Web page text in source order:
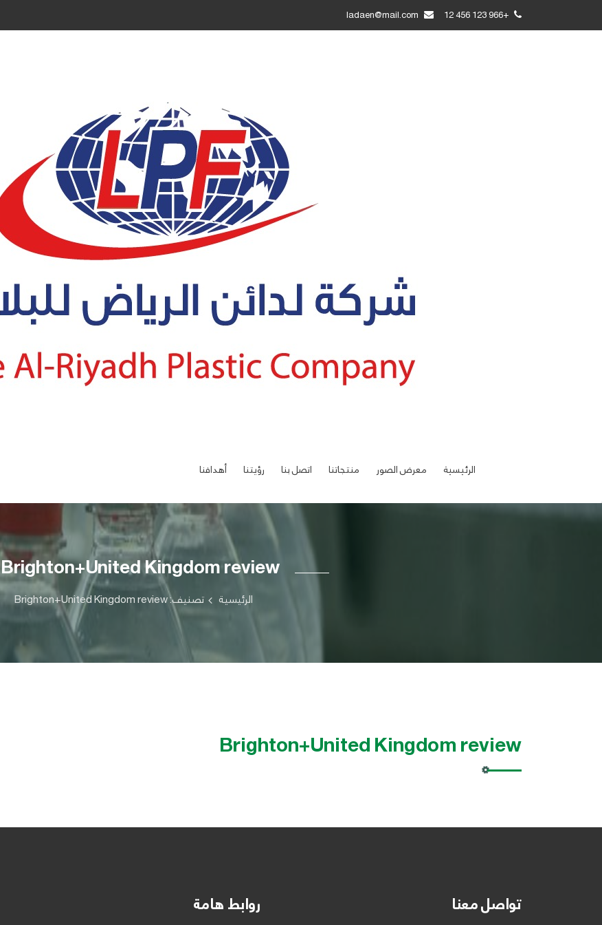
+966 123 456 12
الرئيسية معرض الصور منتجاتنا اتصل بنا رؤيتنا أهدافنا
Brighton+United Kingdom review
الرئيسية تصنيف: Brighton+United Kingdom review
Brighton+United Kingdom review
تواصل معنا روابط هامة